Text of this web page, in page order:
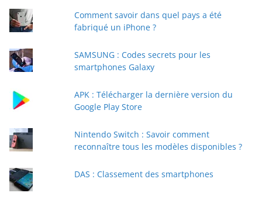
r
e
e
-
a
Comment savoir dans quel pays a été
fabriqué un iPhone ?
SAMSUNG : Codes secrets pour les
smartphones Galaxy
APK : Télécharger la dernière version du
Google Play Store
Nintendo Switch : Savoir comment
reconnaître tous les modèles disponibles ?
DAS : Classement des smartphones